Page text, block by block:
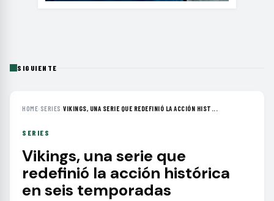
SIGUIENTE
HOME› SERIES ›VIKINGS, UNA SERIE QUE REDEFINIÓ LA ACCIÓN HIST...
SERIES
Vikings, una serie que
redefinió la acción histórica
en seis temporadas